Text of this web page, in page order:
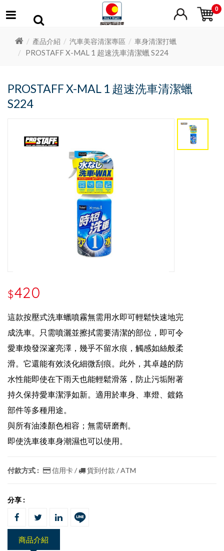
0
產品介紹 汽車美容清潔專區 車身清潔打蠟
PROSTAFF X-MAL 1 超速洗車清潔蠟 S224
PROSTAFF X-MAL 1 超速洗車清潔蠟
S224
$420
這款按壓式洗車蠟噴霧無需用水即可輕鬆快速地完
成洗車。只需噴灑並擦拭需要清潔的部位 ，即可令
愛車煥發深邃亮澤，幾乎不留水痕，觸感如絲般柔
滑。它還能有效淡化細微刮痕。 此外，其卓越的防
水性能即使在下雨天也能輕鬆滑落，防止污垢附著
持久保持愛車潔淨如新。適用於車身、車燈、鍍鉻
部件等多種用途。
與所有油漆顏色相容；無需研磨劑。
即使洗車後車身潮濕也可以使用。
付款方式 : 信用卡 / 貨到付款 / ATM
分享 :
商品介紹